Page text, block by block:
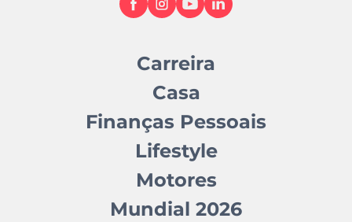
Carreira
Casa
Finanças Pessoais
Lifestyle
Motores
Mundial 2026